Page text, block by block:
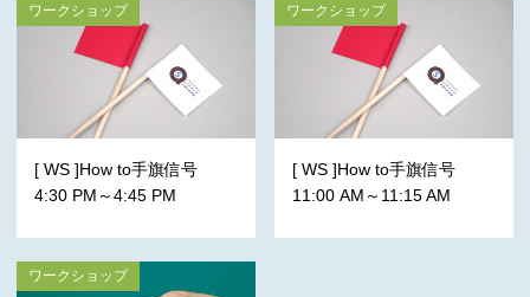
ワークショップ
[ WS ]How to手旗信号
4:30 PM～4:45 PM
ワークショップ
[ WS ]How to手旗信号
11:00 AM～11:15 AM
ワークショップ